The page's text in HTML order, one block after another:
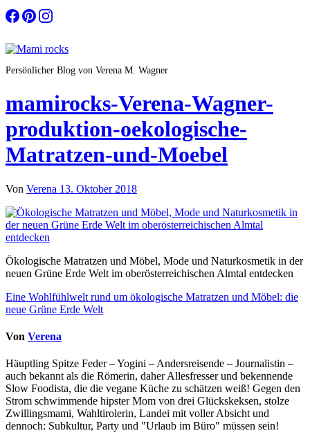
Zum
Inhalt
Persönlicher Blog von Verena M. Wagner
mamirocks-Verena-Wagner-
produktion-oekologische-
Matratzen-und-Moebel
Von Verena 13. Oktober 2018
Ökologische Matratzen und Möbel, Mode und Naturkosmetik in der
neuen Grüne Erde Welt im oberösterreichischen Almtal entdecken
Beitragsnavigation
Eine Wohlfühlwelt rund um ökologische Matratzen und Möbel: die
neue Grüne Erde Welt
Von Verena
Häuptling Spitze Feder – Yogini – Andersreisende – Journalistin –
auch bekannt als die Römerin, daher Allesfresser und bekennende
Slow Foodista, die die vegane Küche zu schätzen weiß! Gegen den
Strom schwimmende hipster Mom von drei Glückskeksen, stolze
Zwillingsmami, Wahltirolerin, Landei mit voller Absicht und
dennoch: Subkultur, Party und "Urlaub im Büro" müssen sein!